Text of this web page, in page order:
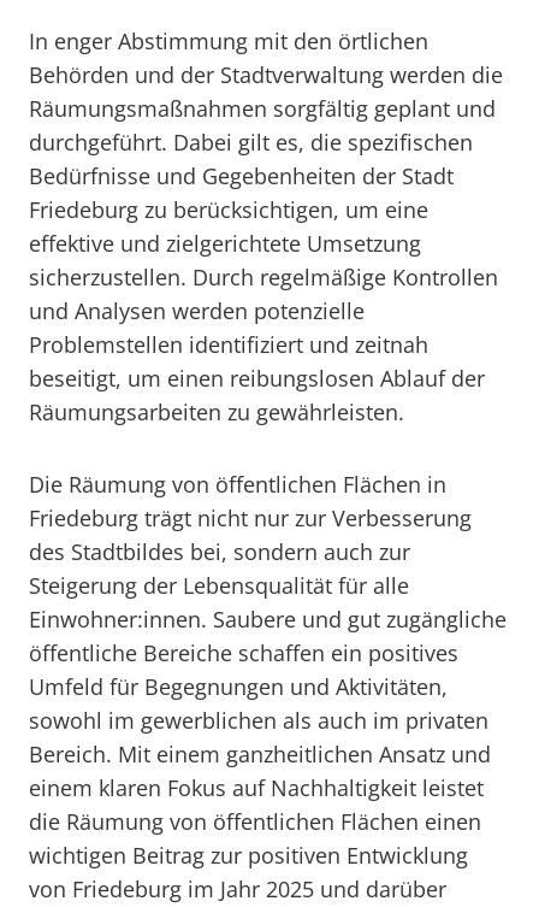
In enger Abstimmung mit den örtlichen
Behörden und der Stadtverwaltung werden die
Räumungsmaßnahmen sorgfältig geplant und
durchgeführt. Dabei gilt es, die spezifischen
Bedürfnisse und Gegebenheiten der Stadt
Friedeburg zu berücksichtigen, um eine
effektive und zielgerichtete Umsetzung
sicherzustellen. Durch regelmäßige Kontrollen
und Analysen werden potenzielle
Problemstellen identifiziert und zeitnah
beseitigt, um einen reibungslosen Ablauf der
Räumungsarbeiten zu gewährleisten.
Die Räumung von öffentlichen Flächen in
Friedeburg trägt nicht nur zur Verbesserung
des Stadtbildes bei, sondern auch zur
Steigerung der Lebensqualität für alle
Einwohner:innen. Saubere und gut zugängliche
öffentliche Bereiche schaffen ein positives
Umfeld für Begegnungen und Aktivitäten,
sowohl im gewerblichen als auch im privaten
Bereich. Mit einem ganzheitlichen Ansatz und
einem klaren Fokus auf Nachhaltigkeit leistet
die Räumung von öffentlichen Flächen einen
wichtigen Beitrag zur positiven Entwicklung
von Friedeburg im Jahr 2025 und darüber